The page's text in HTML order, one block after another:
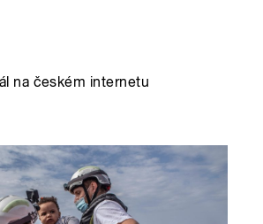
na českém internetu